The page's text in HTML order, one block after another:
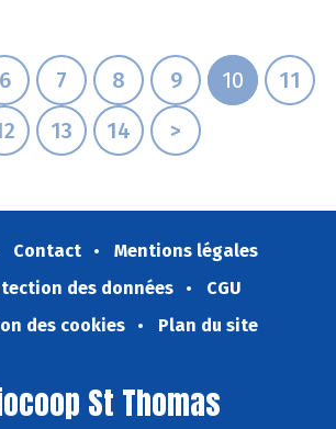
6 7 8 9 10
11
13 14 >
Contact
Mentions légales
des données
CGU
des cookies
Plan du site
St Thomas